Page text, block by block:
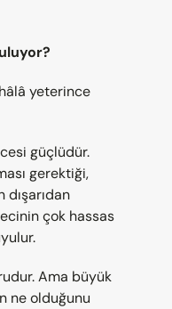
yeterince
güçlüdür.
gerektiği,
çok hassas
Ama büyük
ne olduğunu